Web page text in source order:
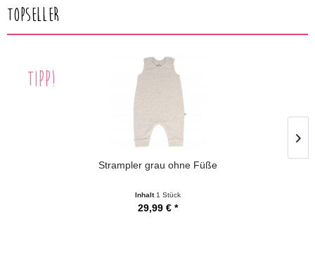
Topseller
TIPP!
Strampler grau ohne Füße
Inhalt 1 Stück
29,99 € *